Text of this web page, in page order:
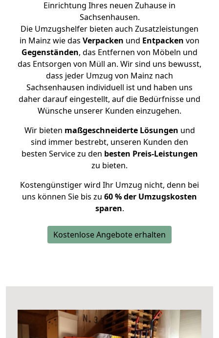
Einrichtung Ihres neuen Zuhause in
Sachsenhausen.
Die Umzugshelfer bieten auch Zusatzleistungen
in Mainz wie das Verpacken und Entpacken von
Gegenständen, das Entfernen von Möbeln und
das Entsorgen von Müll an. Wir sind uns bewusst,
dass jeder Umzug von Mainz nach
Sachsenhausen individuell ist und haben uns
daher darauf eingestellt, auf die Bedürfnisse und
Wünsche unserer Kunden einzugehen.
Wir bieten maßgeschneiderte Lösungen und
sind immer bestrebt, unseren Kunden den
besten Service zu den besten Preis-Leistungen
zu bieten.
Kostengünstiger wird Ihr Umzug nicht, denn bei
uns können Sie bis zu 60 % der Umzugskosten
sparen.
Kostenlose Angebote erhalten